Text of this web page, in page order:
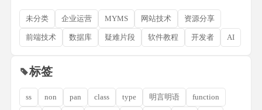
未分类 企业运营 MYMS 网站技术 资源分享
前端技术 数据库 疑难片段 软件教程 开发者 AI
标签
ss non pan class type 明言明语 function